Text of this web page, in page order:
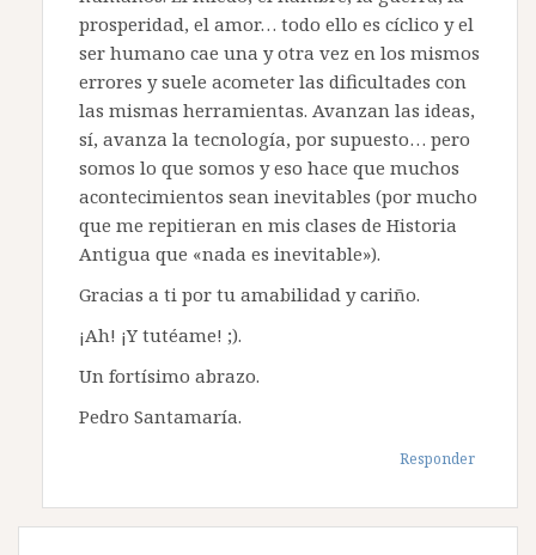
prosperidad, el amor… todo ello es cíclico y el
ser humano cae una y otra vez en los mismos
errores y suele acometer las dificultades con
las mismas herramientas. Avanzan las ideas,
sí, avanza la tecnología, por supuesto… pero
somos lo que somos y eso hace que muchos
acontecimientos sean inevitables (por mucho
que me repitieran en mis clases de Historia
Antigua que «nada es inevitable»).
Gracias a ti por tu amabilidad y cariño.
¡Ah! ¡Y tutéame! ;).
Un fortísimo abrazo.
Pedro Santamaría.
Responder